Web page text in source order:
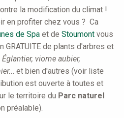
la modification du climat !
en profiter chez vous ? Ca
de Spa et de Stoumont vous
GRATUITE de plants d'arbres et
Églantier, viorne aubier,
. et bien d'autres (voir liste
est ouverte à toutes et
le territoire du Parc naturel
préalable).